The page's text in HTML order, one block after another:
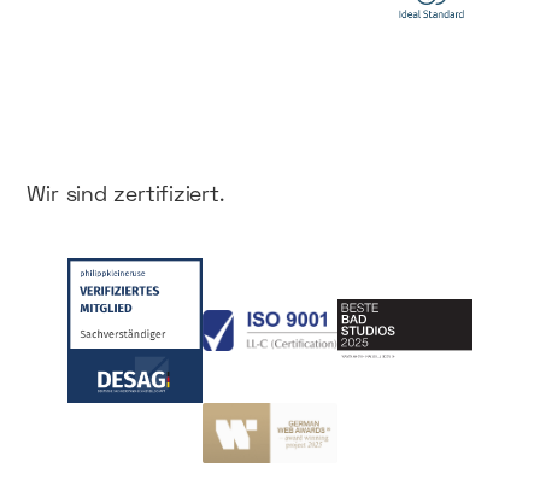
Wir sind zertifiziert.